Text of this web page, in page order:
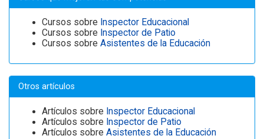
Cursos sobre Inspector Educacional
Cursos sobre Inspector de Patio
Cursos sobre Asistentes de la Educación
Otros artículos
Artículos sobre Inspector Educacional
Artículos sobre Inspector de Patio
Artículos sobre Asistentes de la Educación